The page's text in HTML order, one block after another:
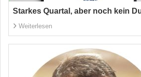
Starkes Quartal, aber noch kein
Weiterlesen